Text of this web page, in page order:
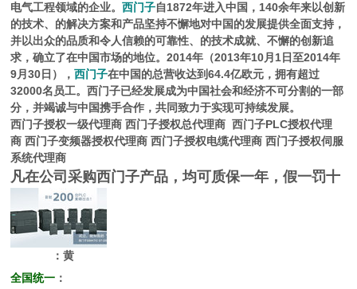
电气工程领域的企业。西门子自1872年进入中国，140余年来以创新
的技术、的解决方案和产品坚持不懈地对中国的发展提供全面支持，
并以出众的品质和令人信赖的可靠性、的技术成就、不懈的创新追
求，确立了在中国市场的地位。2014年（2013年10月1日至2014年
9月30日），西门子在中国的总营收达到64.4亿欧元，拥有超过
32000名员工。西门子已经发展成为中国社会和经济不可分割的一部
分，并竭诚与中国携手合作，共同致力于实现可持续发展。
西门子授权一级代理商 西门子授权总代理商 西门子PLC授权代理
商 西门子变频器授权代理商 西门子授权电缆代理商 西门子授权伺服
系统代理商
凡在公司采购西门子产品，均可质保一年，假一罚十
：黄
全国统一 ：